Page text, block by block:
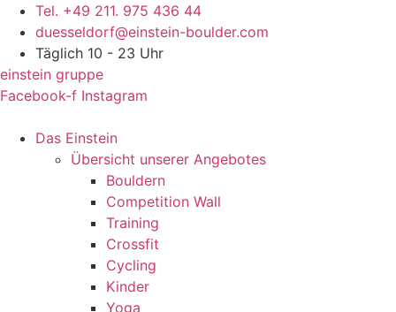
Skip
content
Tel. +49 211. 975 436 44
duesseldorf@einstein-boulder.com
Täglich 10 - 23 Uhr
einstein gruppe
Facebook-f Instagram
Das Einstein
Übersicht unserer Angebotes
Bouldern
Competition Wall
Training
Crossfit
Cycling
Kinder
Yoga